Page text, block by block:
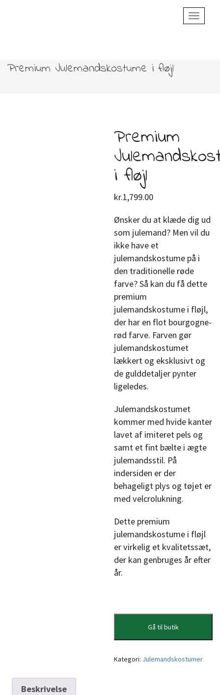
Toggle
Premium Julemandskostume i fløjl
Premium
i fløjl
kr.1,799.00
Ønsker du at klæde dig ud
som julemand? Men vil du
ikke have et
julemandskostume på i
den traditionelle røde
farve? Så kan du få dette
premium
julemandskostume i fløjl,
der har en flot bourgogne-
rød farve. Farven gør
julemandskostumet
lækkert og eksklusivt og
de gulddetaljer pynter
ligeledes.
Julemandskostumet
kommer med hvide kanter
lavet af imiteret pels og
samt et fint bælte i ægte
julemandsstil. På
indersiden er der
behageligt plys og tøjet er
med velcrolukning.
Dette premium
julemandskostume i fløjl
er virkelig et kvalitetssæt,
der kan genbruges år efter
år.
Gå til butik
Kategori: Julemandskostumer
Beskrivelse